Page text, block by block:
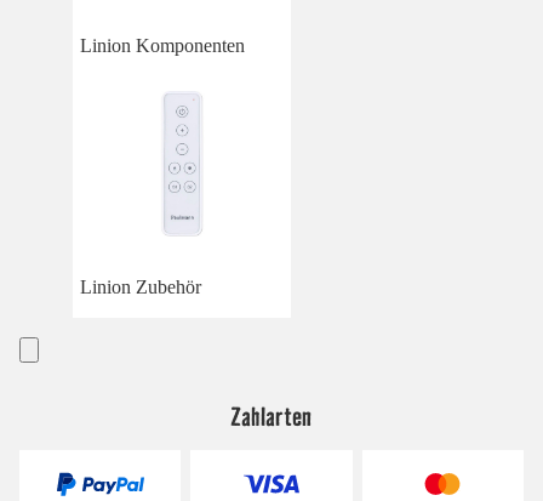
Linion Komponenten
Linion Zubehör
Zahlarten